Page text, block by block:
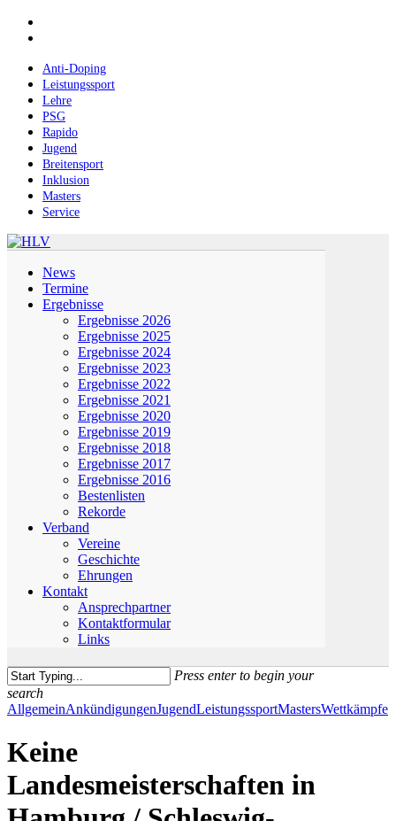
Skip
contentAnti-Doping
Leistungssport
Lehre
PSG
Rapido
Jugend
Breitensport
Inklusion
Masters
Service
News
Termine
Ergebnisse
Ergebnisse 2026
Ergebnisse 2025
Ergebnisse 2024
Ergebnisse 2023
Ergebnisse 2022
Ergebnisse 2021
Ergebnisse 2020
Ergebnisse 2019
Ergebnisse 2018
Ergebnisse 2017
Ergebnisse 2016
Bestenlisten
Rekorde
Verband
Vereine
Geschichte
Ehrungen
Kontakt
Ansprechpartner
Kontaktformular
Links
Press enter to begin your
search
Close
AllgemeinAnkündigungenJugendLeistungssportMastersWettkämpfe
Keine
Landesmeisterschaften in